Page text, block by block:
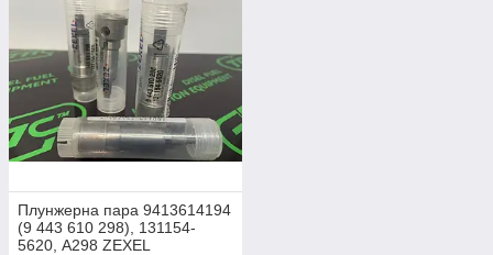
Плунжерна пара 9413614194
(9 443 610 298), 131154-
5620, A298 ZEXEL